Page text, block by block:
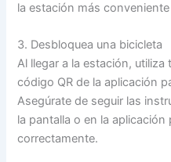
la estación más
3. Desbloquea una bicicleta
Al llegar a la estación, utiliza
código QR de la aplicación
Asegúrate de seguir las
la pantalla o en la aplicación
correctamente.